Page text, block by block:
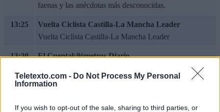
Teletexto.com - Do Not Process My Personal
Information
If you wish to opt-out of the sale, sharing to third parties, or
faenas y las anécdotas más desconocidas.
13:25
Vuelta Ciclista Castilla-La Mancha Leader
Vuelta Ciclista Castilla-La Mancha Leader
13:30
El Cuentakilómetros Diario
Conoce tu tierra, conoce a tu gente y las propuestas
turísticas y gastronómicas que ofrece la región en
compañía de Mariló Leal y Lucía Escribano.
14:00
Castilla-La Mancha fin de semana 1